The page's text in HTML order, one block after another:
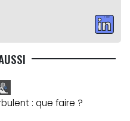
: que faire ?